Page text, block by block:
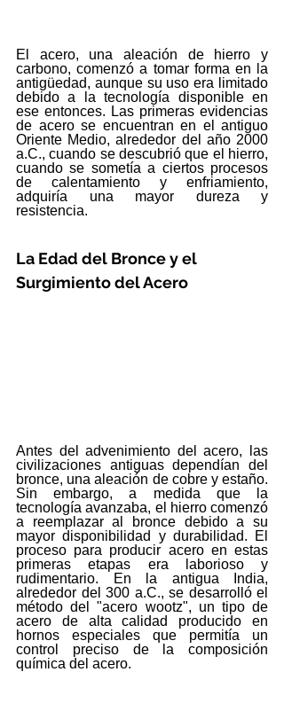
El acero, una aleación de hierro y
carbono, comenzó a tomar forma en la
antigüedad, aunque su uso era limitado
debido a la tecnología disponible en
ese entonces. Las primeras evidencias
de acero se encuentran en el antiguo
Oriente Medio, alrededor del año 2000
a.C., cuando se descubrió que el hierro,
cuando se sometía a ciertos procesos
de calentamiento y enfriamiento,
adquiría una mayor dureza y
resistencia.
La Edad del Bronce y el
Surgimiento del Acero
Antes del advenimiento del acero, las
civilizaciones antiguas dependían del
bronce, una aleación de cobre y estaño.
Sin embargo, a medida que la
tecnología avanzaba, el hierro comenzó
a reemplazar al bronce debido a su
mayor disponibilidad y durabilidad. El
proceso para producir acero en estas
primeras etapas era laborioso y
rudimentario. En la antigua India,
alrededor del 300 a.C., se desarrolló el
método del "acero wootz", un tipo de
acero de alta calidad producido en
hornos especiales que permitía un
control preciso de la composición
química del acero.